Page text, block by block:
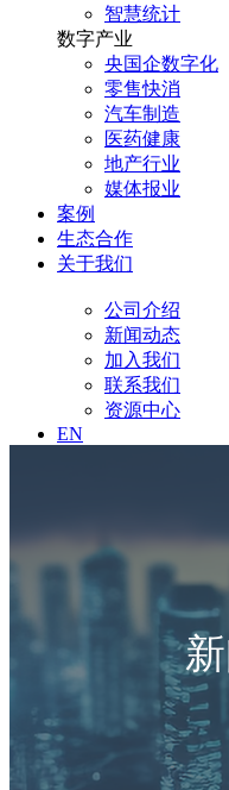
智慧统计
数字产业
央国企数字化
零售快消
汽车制造
医药健康
地产行业
媒体报业
案例
生态合作
关于我们
公司介绍
新闻动态
加入我们
联系我们
资源中心
EN